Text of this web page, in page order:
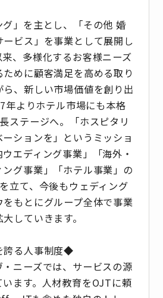
グ」を主とし、「その他 婚
ビス」を事業として展開し
、多様化するお客様ニーズ
めに顧客満足を高める取り
、新しい市場価値を創り出
年よりホテル市場にも本格
ステージへ。「ホスピタリ
ションを」というミッショ
エディング事業」「海外・
ング事業」「ホテル事業」の
立て、今後もウェディング
もとにグループ全体で事業
していきます。
る人事制度◆
ニーズでは、サービスの源
ます。人材教育をOJTに頼